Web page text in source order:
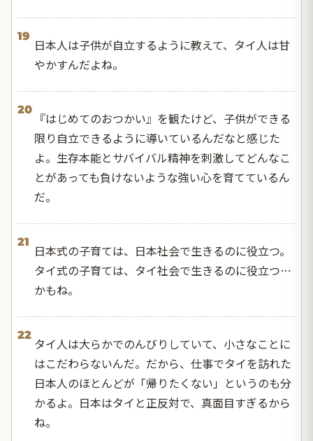
19
日本人は子供が自立するように教えて、タイ人は甘
やかすんだよね。
20
『はじめてのおつかい』を観たけど、子供ができる
限り自立できるように導いているんだなと感じた
よ。生存本能とサバイバル精神を刺激してどんなこ
とがあっても負けないような強い心を育てているん
だ。
21
日本式の子育ては、日本社会で生きるのに役立つ。
タイ式の子育ては、タイ社会で生きるのに役立つ…
かもね。
22
タイ人は大らかでのんびりしていて、小さなことに
はこだわらないんだ。だから、仕事でタイを訪れた
日本人のほとんどが「帰りたくない」というのも分
かるよ。日本はタイと正反対で、真面目すぎるから
ね。